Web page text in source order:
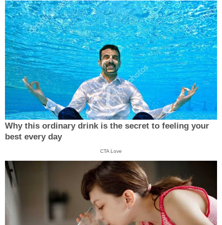
Why this ordinary drink is the secret to feeling your
best every day
CTA Love